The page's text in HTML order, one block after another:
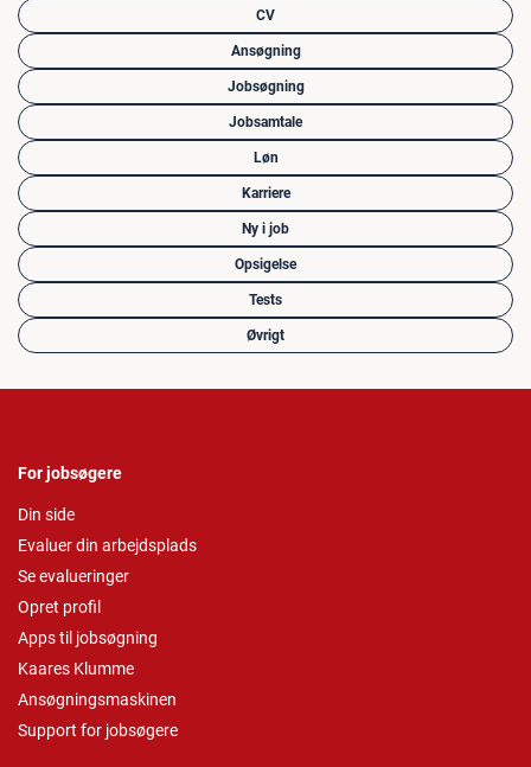
CV
Ansøgning
Jobsøgning
Jobsamtale
Løn
Karriere
Ny i job
Opsigelse
Tests
Øvrigt
For jobsøgere
Din side
Evaluer din arbejdsplads
Se evalueringer
Opret profil
Apps til jobsøgning
Kaares Klumme
Ansøgningsmaskinen
Support for jobsøgere